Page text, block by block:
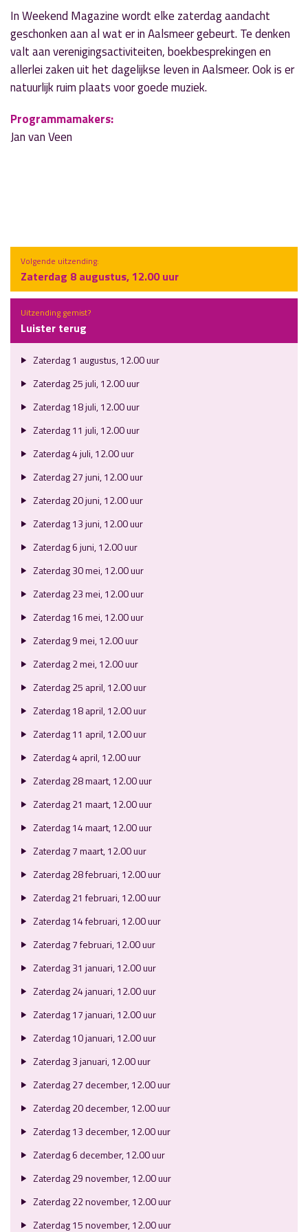
In Weekend Magazine wordt elke zaterdag aandacht
geschonken aan al wat er in Aalsmeer gebeurt. Te denken
valt aan verenigingsactiviteiten, boekbesprekingen en
allerlei zaken uit het dagelijkse leven in Aalsmeer. Ook is er
natuurlijk ruim plaats voor goede muziek.
Programmamakers:
Jan van Veen
Volgende uitzending:
Zaterdag 8 augustus, 12.00 uur
Uitzending gemist?
Luister terug
Zaterdag 1 augustus, 12.00 uur
Zaterdag 25 juli, 12.00 uur
Zaterdag 18 juli, 12.00 uur
Zaterdag 11 juli, 12.00 uur
Zaterdag 4 juli, 12.00 uur
Zaterdag 27 juni, 12.00 uur
Zaterdag 20 juni, 12.00 uur
Zaterdag 13 juni, 12.00 uur
Zaterdag 6 juni, 12.00 uur
Zaterdag 30 mei, 12.00 uur
Zaterdag 23 mei, 12.00 uur
Zaterdag 16 mei, 12.00 uur
Zaterdag 9 mei, 12.00 uur
Zaterdag 2 mei, 12.00 uur
Zaterdag 25 april, 12.00 uur
Zaterdag 18 april, 12.00 uur
Zaterdag 11 april, 12.00 uur
Zaterdag 4 april, 12.00 uur
Zaterdag 28 maart, 12.00 uur
Zaterdag 21 maart, 12.00 uur
Zaterdag 14 maart, 12.00 uur
Zaterdag 7 maart, 12.00 uur
Zaterdag 28 februari, 12.00 uur
Zaterdag 21 februari, 12.00 uur
Zaterdag 14 februari, 12.00 uur
Zaterdag 7 februari, 12.00 uur
Zaterdag 31 januari, 12.00 uur
Zaterdag 24 januari, 12.00 uur
Zaterdag 17 januari, 12.00 uur
Zaterdag 10 januari, 12.00 uur
Zaterdag 3 januari, 12.00 uur
Zaterdag 27 december, 12.00 uur
Zaterdag 20 december, 12.00 uur
Zaterdag 13 december, 12.00 uur
Zaterdag 6 december, 12.00 uur
Zaterdag 29 november, 12.00 uur
Zaterdag 22 november, 12.00 uur
Zaterdag 15 november, 12.00 uur